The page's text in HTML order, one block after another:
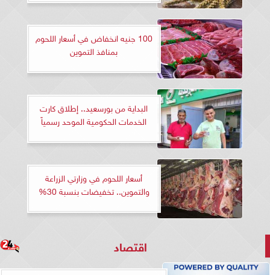
100 جنيه انخفاض في أسعار اللحوم
بمنافذ التموين
البداية من بورسعيد.. إطلاق كارت
الخدمات الحكومية الموحد رسمياً
أسعار اللحوم في وزارتي الزراعة
والتموين.. تخفيضات بنسبة 30%
اقتصاد